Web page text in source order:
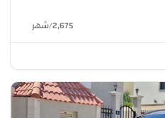
2,675
/شهر